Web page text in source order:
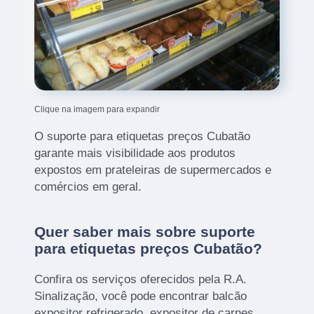
Clique na imagem para expandir
O suporte para etiquetas preços Cubatão
garante mais visibilidade aos produtos
expostos em prateleiras de supermercados e
comércios em geral.
Quer saber mais sobre suporte
para etiquetas preços Cubatão?
Confira os serviços oferecidos pela R.A.
Sinalização, você pode encontrar balcão